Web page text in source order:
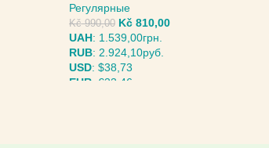
Регулярные
Kč990,00 Kč810,00
UAH: 1.539,00грн.
RUB: 2.924,10руб.
USD: $38,73
EUR: €33,46